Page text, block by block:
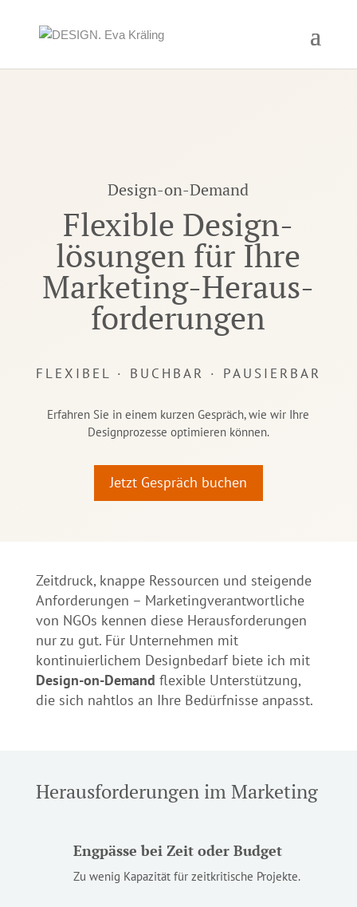
Design-on-Demand
Flexible Design­­
lösungen für Ihre
Marketing-Heraus­­
forderungen
FLEXIBEL · BUCHBAR · PAUSIERBAR
Erfahren Sie in einem kurzen Gespräch, wie wir Ihre
Designprozesse optimieren können.
Jetzt Gespräch buchen
Zeitdruck, knappe Ressourcen und steigende
Anforderungen – Marketingverantwortliche
von NGOs kennen diese Heraus­forderungen
nur zu gut. Für Unternehmen mit
kontinuierlichem Designbedarf biete ich mit
Design-on-Demand flexible Unterstützung,
die sich nahtlos an Ihre Bedürfnisse anpasst.
Herausforderungen im Marketing
Engpässe bei Zeit oder Budget
Zu wenig Kapazität für zeitkritische Projekte.